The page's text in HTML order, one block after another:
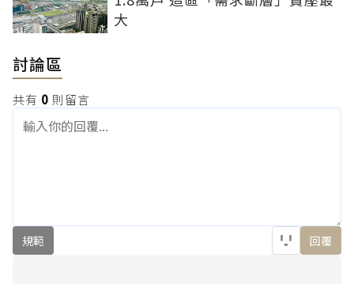
大
討論區
共有 0 則留言
規範 回覆